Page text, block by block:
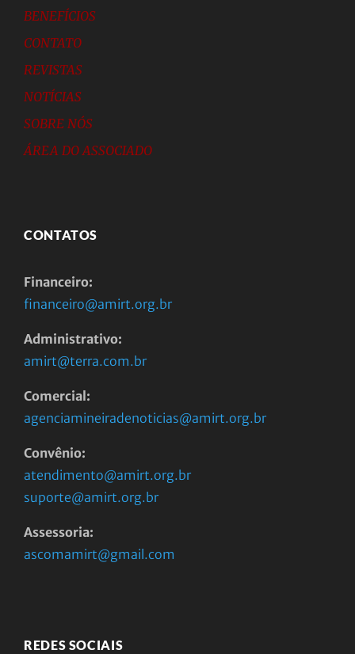
BENEFÍCIOS
CONTATO
REVISTAS
NOTÍCIAS
SOBRE NÓS
ÁREA DO ASSOCIADO
CONTATOS
Financeiro:
financeiro@amirt.org.br
Administrativo:
amirt@terra.com.br
Comercial:
agenciamineiradenoticias@amirt.org.br
Convênio:
atendimento@amirt.org.br
suporte@amirt.org.br
Assessoria:
ascomamirt@gmail.com
REDES SOCIAIS